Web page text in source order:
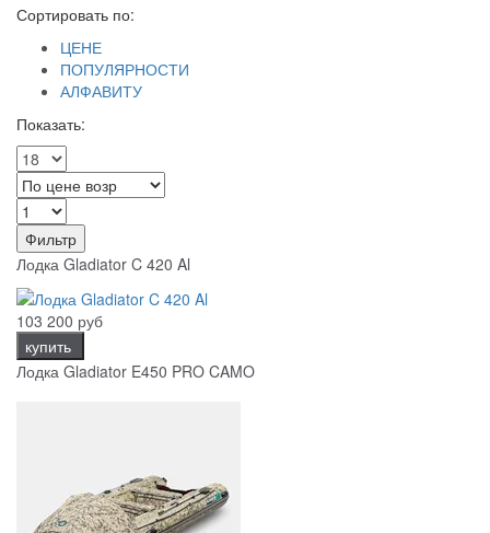
Сортировать по:
ЦЕНЕ
ПОПУЛЯРНОСТИ
АЛФАВИТУ
Показать:
Фильтр
Лодка Gladiator C 420 Al
103 200 руб
купить
Лодка Gladiator E450 PRO CAMO